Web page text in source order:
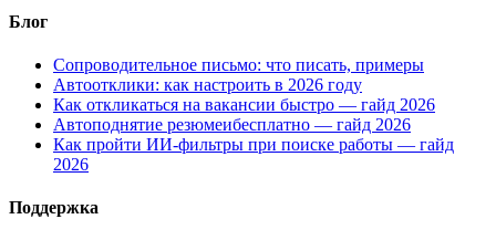
Блог
Сопроводительное письмо: что писать, примеры
Автоотклики: как настроить в 2026 году
Как откликаться на вакансии быстро — гайд 2026
Автоподнятие резюмеибесплатно — гайд 2026
Как пройти ИИ-фильтры при поиске работы — гайд
2026
Поддержка